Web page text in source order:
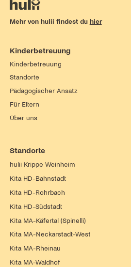
Mehr von hulii findest du hier
Kinderbetreuung
Kinderbetreuung
Standorte
Pädagogischer Ansatz
Für Eltern
Über uns
Standorte
hulii Krippe Weinheim
Kita HD-Bahnstadt
Kita HD-Rohrbach
Kita HD-Südstadt
Kita MA-Käfertal (Spinelli)
Kita MA-Neckarstadt-West
Kita MA-Rheinau
Kita MA-Waldhof